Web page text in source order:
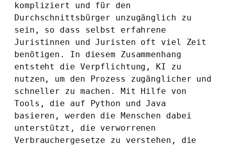
kompliziert und für den
Durchschnittsbürger unzugänglich zu
sein, so dass selbst erfahrene
Juristinnen und Juristen oft viel Zeit
benötigen. In diesem Zusammenhang
entsteht die Verpflichtung, KI zu
nutzen, um den Prozess zugänglicher und
schneller zu machen. Mit Hilfe von
Tools, die auf Python und Java
basieren, werden die Menschen dabei
unterstützt, die verworrenen
Verbrauchergesetze zu verstehen, die